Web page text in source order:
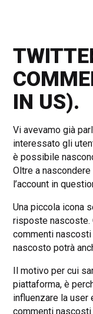
IN US).
Vi avevamo già
interessato gli
è possibile
Oltre a
l’account in
Una piccola icona
risposte nascoste.
commenti
nascosto potrà
Il motivo per cui
piattaforma, è
influenzare la user
commenti